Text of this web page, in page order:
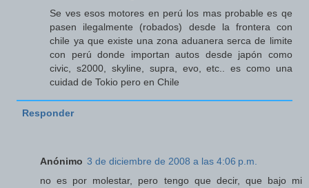
Se ves esos motores en perú los mas probable es qe
pasen ilegalmente (robados) desde la frontera con
chile ya que existe una zona aduanera serca de limite
con perú donde importan autos desde japón como
civic, s2000, skyline, supra, evo, etc.. es como una
cuidad de Tokio pero en Chile
Responder
Anónimo 3 de diciembre de 2008 a las 4:06 p.m.
no es por molestar, pero tengo que decir, que bajo mi